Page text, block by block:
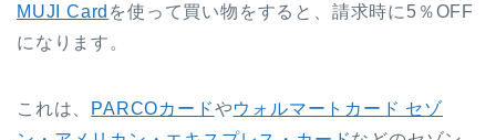
MUJI Card を使って買い物をすると、請求時に5％OFF
になります。
これは、 PARCOカードやウォルマートカード セゾ